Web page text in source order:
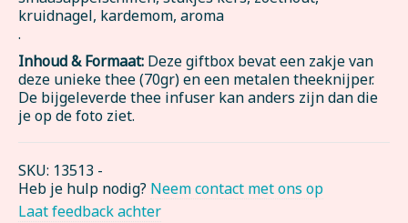
kruidnagel, kardemom, aroma
.
Inhoud & Formaat: Deze giftbox bevat een zakje van
deze unieke thee (70gr) en een metalen theeknijper.
De bijgeleverde thee infuser kan anders zijn dan die
je op de foto ziet.
SKU: 13513 -
Heb je hulp nodig? Neem contact met ons op
Laat feedback achter